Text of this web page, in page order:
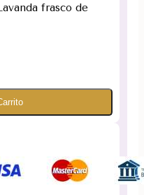
frasco de